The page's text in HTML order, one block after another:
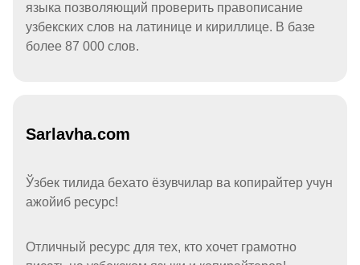
языка позволяющий проверить правописание
узбекских слов на латинице и кириллице. В базе
более 87 000 слов.
Sarlavha.com
Ўзбек тилида бехато ёзувчилар ва копирайтер учун
ажойиб ресурс!
Отличный ресурс для тех, кто хочет грамотно